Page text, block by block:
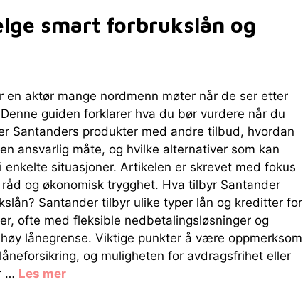
smart forbrukslån og
en aktør mange nordmenn møter når de ser etter
guiden forklarer hva du bør vurdere når du
Santanders produkter med andre tilbud, hvordan
ansvarlig måte, og hvilke alternativer som kan
situasjoner. Artikelen er skrevet med fokus
og økonomisk trygghet. Hva tilbyr Santander
Santander tilbyr ulike typer lån og kreditter for
ofte med fleksible nedbetalingsløsninger og
lånegrense. Viktige punkter å være oppmerksom
og muligheten for avdragsfrihet eller
… Les mer